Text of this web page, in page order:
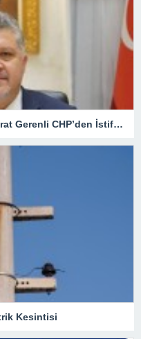
Lüleburgaz Belediye Başkanı Murat Gerenli CHP’den İstifa Etti
Kesintisi